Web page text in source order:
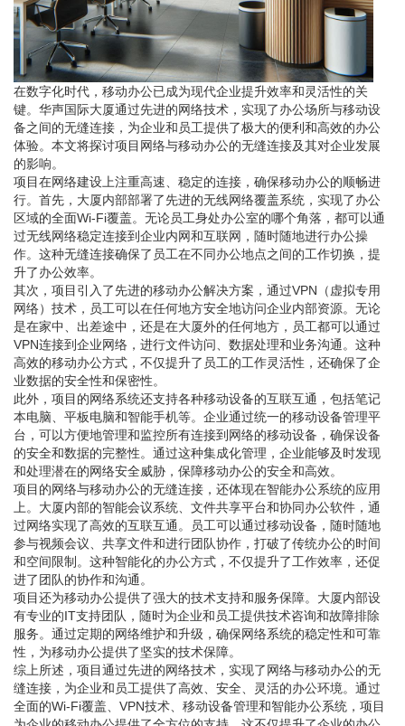
在数字化时代，移动办公已成为现代企业提升效率和灵活性的关
键。华声国际大厦通过先进的网络技术，实现了办公场所与移动设
备之间的无缝连接，为企业和员工提供了极大的便利和高效的办公
体验。本文将探讨项目网络与移动办公的无缝连接及其对企业发展
的影响。
项目在网络建设上注重高速、稳定的连接，确保移动办公的顺畅进
行。首先，大厦内部部署了先进的无线网络覆盖系统，实现了办公
区域的全面Wi-Fi覆盖。无论员工身处办公室的哪个角落，都可以通
过无线网络稳定连接到企业内网和互联网，随时随地进行办公操
作。这种无缝连接确保了员工在不同办公地点之间的工作切换，提
升了办公效率。
其次，项目引入了先进的移动办公解决方案，通过VPN（虚拟专用
网络）技术，员工可以在任何地方安全地访问企业内部资源。无论
是在家中、出差途中，还是在大厦外的任何地方，员工都可以通过
VPN连接到企业网络，进行文件访问、数据处理和业务沟通。这种
高效的移动办公方式，不仅提升了员工的工作灵活性，还确保了企
业数据的安全性和保密性。
此外，项目的网络系统还支持各种移动设备的互联互通，包括笔记
本电脑、平板电脑和智能手机等。企业通过统一的移动设备管理平
台，可以方便地管理和监控所有连接到网络的移动设备，确保设备
的安全和数据的完整性。通过这种集成化管理，企业能够及时发现
和处理潜在的网络安全威胁，保障移动办公的安全和高效。
项目的网络与移动办公的无缝连接，还体现在智能办公系统的应用
上。大厦内部的智能会议系统、文件共享平台和协同办公软件，通
过网络实现了高效的互联互通。员工可以通过移动设备，随时随地
参与视频会议、共享文件和进行团队协作，打破了传统办公的时间
和空间限制。这种智能化的办公方式，不仅提升了工作效率，还促
进了团队的协作和沟通。
项目还为移动办公提供了强大的技术支持和服务保障。大厦内部设
有专业的IT支持团队，随时为企业和员工提供技术咨询和故障排除
服务。通过定期的网络维护和升级，确保网络系统的稳定性和可靠
性，为移动办公提供了坚实的技术保障。
综上所述，项目通过先进的网络技术，实现了网络与移动办公的无
缝连接，为企业和员工提供了高效、安全、灵活的办公环境。通过
全面的Wi-Fi覆盖、VPN技术、移动设备管理和智能办公系统，项目